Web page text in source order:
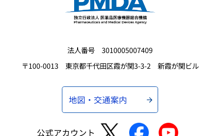
法人番号 3010005007409
〒100-0013 東京都千代田区霞が関3-3-2 新霞が関ビル
地図・交通案内
公式アカウント